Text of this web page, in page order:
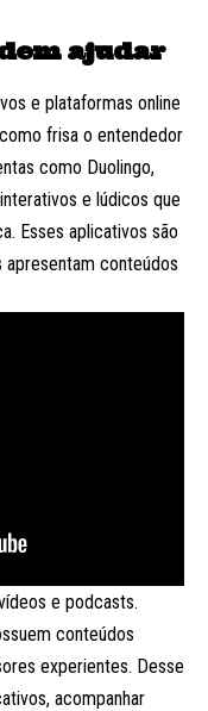
ajudar
e plataformas online
frisa o entendedor
como Duolingo,
e lúdicos que
Esses aplicativos são
conteúdos
e podcasts.
conteúdos
experientes. Desse
acompanhar